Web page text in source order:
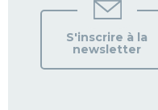
S'inscrire à la
newsletter